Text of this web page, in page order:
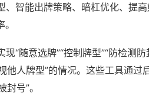
智能出牌策略、暗杠优化、提
“随意选牌”“控制牌型”“防检测防
他人牌型”的情况。这些工具通过
号”。